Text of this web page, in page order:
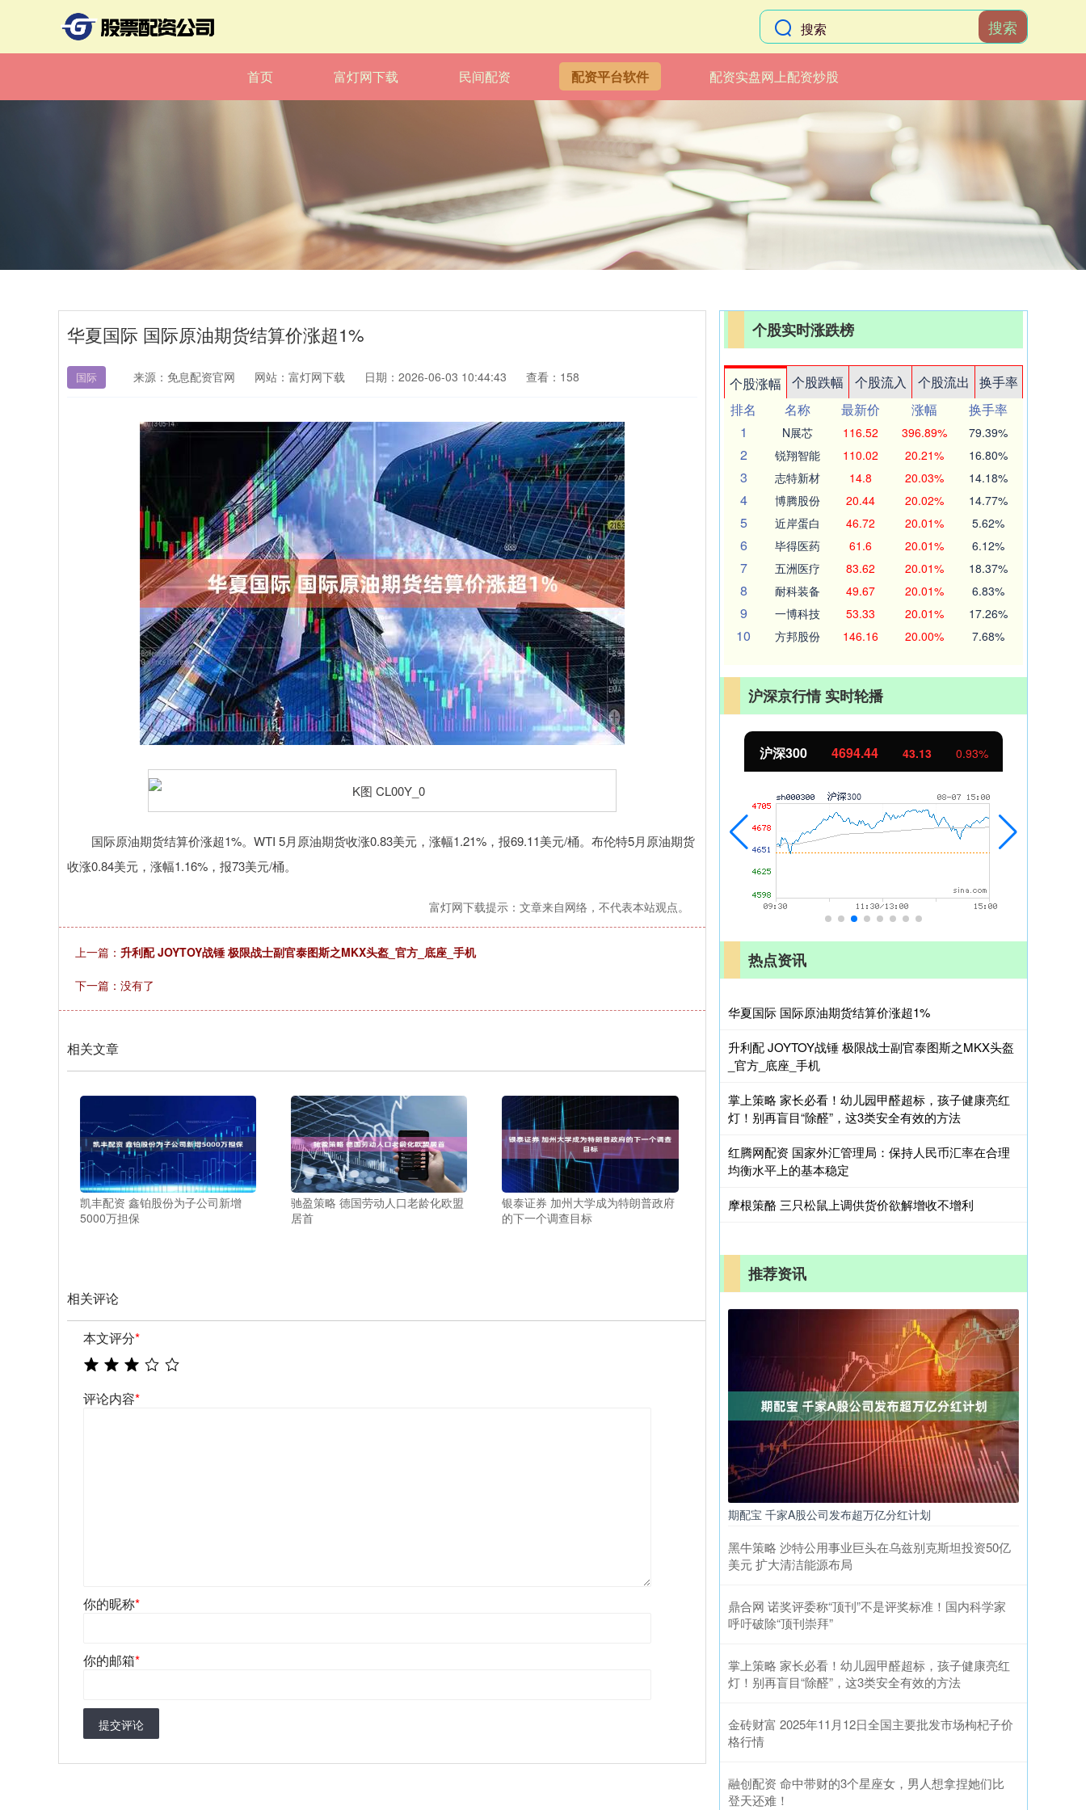
搜索
首页 富灯网下载 民间配资 配资平台软件 配资实盘网上配资炒股
华夏国际 国际原油期货结算价涨超1%
国际 来源：免息配资官网 网站：富灯网下载 日期：2026-06-03 10:44:43 查看：158
国际原油期货结算价涨超1%。WTI 5月原油期货收涨0.83美元，涨幅1.21%，报69.11美元/桶。布伦特5月原油期货
收涨0.84美元，涨幅1.16%，报73美元/桶。
富灯网下载提示：文章来自网络，不代表本站观点。
上一篇： 升利配 JOYTOY战锤 极限战士副官泰图斯之MKX头盔_官方_底座_手机
下一篇：没有了
相关文章
凯丰配资 鑫铂股份为子公司新增
5000万担保
驰盈策略 德国劳动人口老龄化欧盟
居首
银泰证券 加州大学成为特朗普政府
的下一个调查目标
相关评论
本文评分*
评论内容*
你的昵称*
你的邮箱*
提交评论
个股实时涨跌榜
个股涨幅 个股跌幅 个股流入 个股流出
换手率
排名
名称 最新价 涨幅
换手率
1
N展芯 116.52 396.89% 79.39%
2 锐翔智能 110.02 20.21% 16.80%
3 志特新材 14.8 20.03% 14.18%
4 博腾股份 20.44 20.02% 14.77%
5 近岸蛋白 46.72 20.01% 5.62%
6 毕得医药 61.6 20.01% 6.12%
7 五洲医疗 83.62 20.01% 18.37%
8 耐科装备 49.67 20.01% 6.83%
9 一博科技 53.33 20.01% 17.26%
10 方邦股份 146.16 20.00% 7.68%
沪深京行情 实时轮播
沪深300 4694.44 43.13 0.93%
热点资讯
华夏国际 国际原油期货结算价涨超1%
升利配 JOYTOY战锤 极限战士副官泰图斯之MKX头盔
_官方_底座_手机
掌上策略 家长必看！幼儿园甲醛超标，孩子健康亮红
灯！别再盲目“除醛”，这3类安全有效的方法
红腾网配资 国家外汇管理局：保持人民币汇率在合理
均衡水平上的基本稳定
摩根策酪 三只松鼠上调供货价欲解增收不增利
推荐资讯
期配宝 千家A股公司发布超万亿分红计划
黑牛策略 沙特公用事业巨头在乌兹别克斯坦投资50亿
美元 扩大清洁能源布局
鼎合网 诺奖评委称“顶刊”不是评奖标准！国内科学家
呼吁破除“顶刊崇拜”
掌上策略 家长必看！幼儿园甲醛超标，孩子健康亮红
灯！别再盲目“除醛”，这3类安全有效的方法
金砖财富 2025年11月12日全国主要批发市场枸杞子价
格行情
融创配资 命中带财的3个星座女，男人想拿捏她们比
登天还难！